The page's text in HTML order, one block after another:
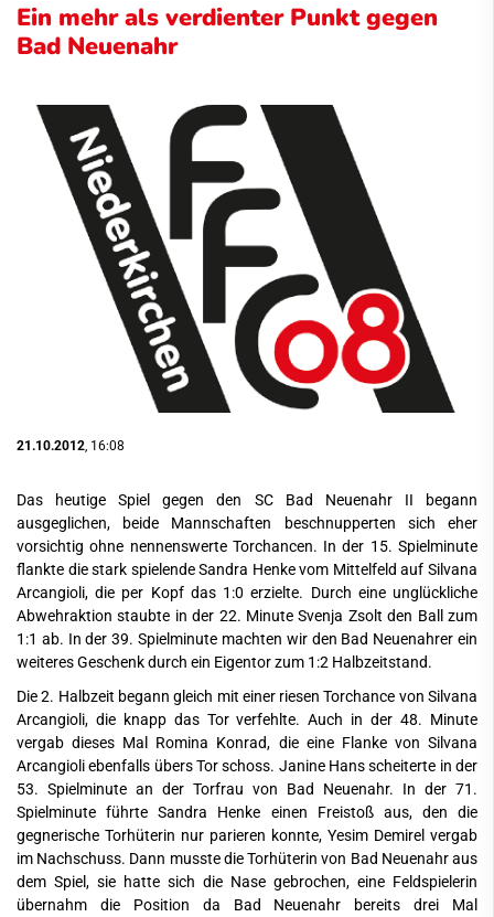
Ein mehr als verdienter Punkt gegen
Bad Neuenahr
21.10.2012 , 16:08
Das heutige Spiel gegen den SC Bad Neuenahr II begann
ausgeglichen, beide Mannschaften beschnupperten sich eher
vorsichtig ohne nennenswerte Torchancen. In der 15. Spielminute
flankte die stark spielende Sandra Henke vom Mittelfeld auf Silvana
Arcangioli, die per Kopf das 1:0 erzielte. Durch eine unglückliche
Abwehraktion staubte in der 22. Minute Svenja Zsolt den Ball zum
1:1 ab. In der 39. Spielminute machten wir den Bad Neuenahrer ein
weiteres Geschenk durch ein Eigentor zum 1:2 Halbzeitstand.
Die 2. Halbzeit begann gleich mit einer riesen Torchance von Silvana
Arcangioli, die knapp das Tor verfehlte. Auch in der 48. Minute
vergab dieses Mal Romina Konrad, die eine Flanke von Silvana
Arcangioli ebenfalls übers Tor schoss. Janine Hans scheiterte in der
53. Spielminute an der Torfrau von Bad Neuenahr. In der 71.
Spielminute führte Sandra Henke einen Freistoß aus, den die
gegnerische Torhüterin nur parieren konnte, Yesim Demirel vergab
im Nachschuss. Dann musste die Torhüterin von Bad Neuenahr aus
dem Spiel, sie hatte sich die Nase gebrochen, eine Feldspielerin
übernahm die Position da Bad Neuenahr bereits drei Mal